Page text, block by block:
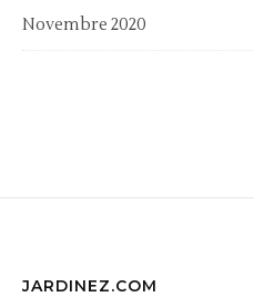
Novembre 2020
JARDINEZ.COM